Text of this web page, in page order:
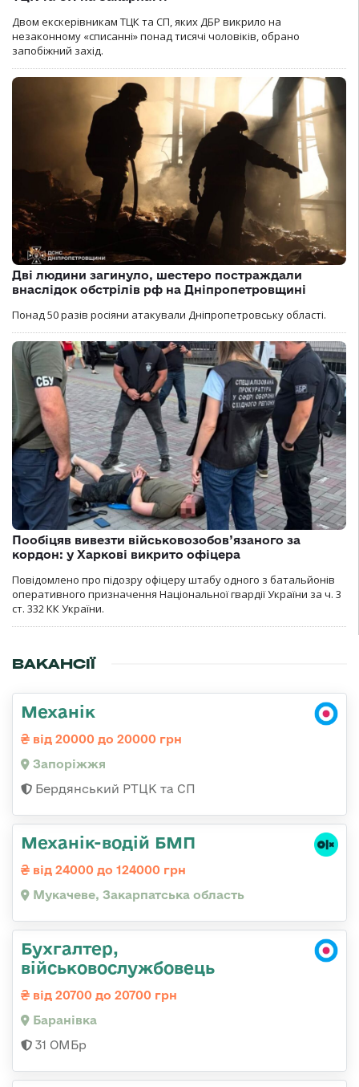
Двом екскерівникам ТЦК та СП, яких ДБР викрило на
незаконному «списанні» понад тисячі чоловіків, обрано
запобіжний захід.
Дві людини загинуло, шестеро постраждали
внаслідок обстрілів рф на Дніпропетровщині
Понад 50 разів росіяни атакували Дніпропетровську області.
Пообіцяв вивезти військовозобов’язаного за
кордон: у Харкові викрито офіцера
Повідомлено про підозру офіцеру штабу одного з батальйонів
оперативного призначення Національної гвардії України за ч. 3
ст. 332 КК України.
ВАКАНСІЇ
Механік
від 20000 до 20000 грн
Запоріжжя
Бердянський РТЦК та СП
Механік-водій БМП
від 24000 до 124000 грн
Мукачеве, Закарпатська область
Бухгалтер,
військовослужбовець
від 20700 до 20700 грн
Баранівка
31 ОМБр